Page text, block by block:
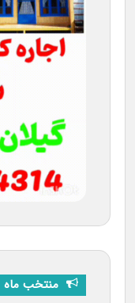
منتخب ماه